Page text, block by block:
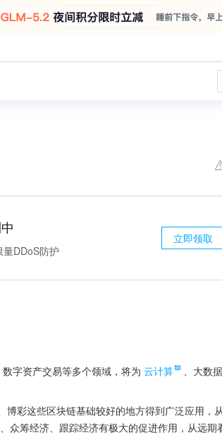
DDoS防护
立即领取
字资产交易等多个领域，将为 云计算
、大数
彩这些区块链基础较好的地方得到广泛应用，
众筹经济、跟踪经济有极大的促进作用，从远期